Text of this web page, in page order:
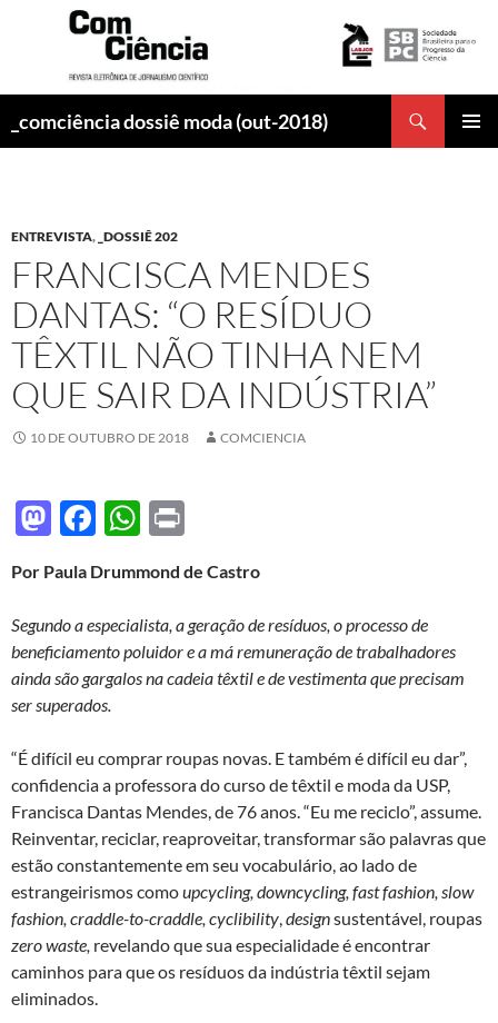
_comciência dossiê moda (out-2018)
ENTREVISTA, _DOSSIÊ 202
FRANCISCA MENDES
DANTAS: “O RESÍDUO
TÊXTIL NÃO TINHA NEM
QUE SAIR DA INDÚSTRIA”
10 DE OUTUBRO DE 2018 COMCIENCIA
M
to
d
o
n
F
e
b
o
o
W
at
s
A
p
nt
Por Paula Drummond de Castro
Segundo a especialista, a geração de resíduos, o processo de
beneficiamento poluidor e a má remuneração de trabalhadores
ainda são gargalos na cadeia têxtil e de vestimenta que precisam
ser superados.
“É difícil eu comprar roupas novas. E também é difícil eu dar”,
confidencia a professora do curso de têxtil e moda da USP,
Francisca Dantas Mendes, de 76 anos. “Eu me reciclo”, assume.
Reinventar, reciclar, reaproveitar, transformar são palavras que
estão constantemente em seu vocabulário, ao lado de
estrangeirismos comoupcycling, downcycling, fast fashion, slow
fashion, craddle-to-craddle, cyclibility,designsustentável, roupas
zero waste, revelando que sua especialidade é encontrar
caminhos para que os resíduos da indústria têxtil sejam
eliminados.